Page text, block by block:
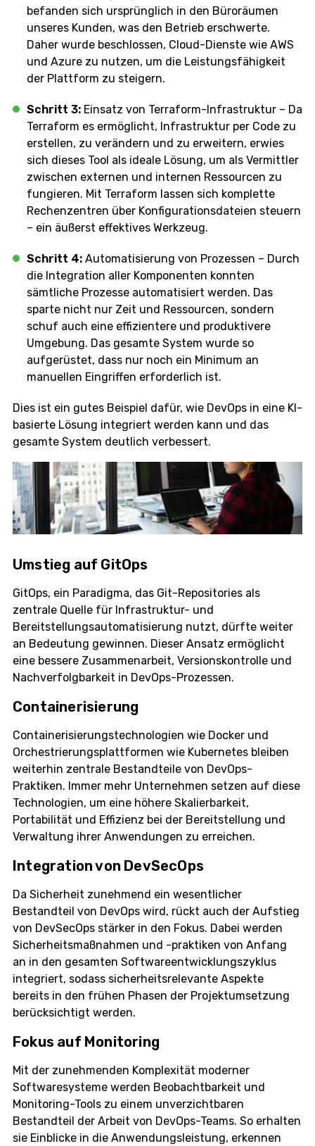
befanden sich ursprünglich in den Büroräumen
unseres Kunden, was den Betrieb erschwerte.
Daher wurde beschlossen, Cloud-Dienste wie AWS
und Azure zu nutzen, um die Leistungsfähigkeit
der Plattform zu steigern.
Schritt 3: Einsatz von Terraform-Infrastruktur – Da
Terraform es ermöglicht, Infrastruktur per Code zu
erstellen, zu verändern und zu erweitern, erwies
sich dieses Tool als ideale Lösung, um als Vermittler
zwischen externen und internen Ressourcen zu
fungieren. Mit Terraform lassen sich komplette
Rechenzentren über Konfigurationsdateien steuern
– ein äußerst effektives Werkzeug.
Schritt 4: Automatisierung von Prozessen – Durch
die Integration aller Komponenten konnten
sämtliche Prozesse automatisiert werden. Das
sparte nicht nur Zeit und Ressourcen, sondern
schuf auch eine effizientere und produktivere
Umgebung. Das gesamte System wurde so
aufgerüstet, dass nur noch ein Minimum an
manuellen Eingriffen erforderlich ist.
Dies ist ein gutes Beispiel dafür, wie DevOps in eine KI-
basierte Lösung integriert werden kann und das
gesamte System deutlich verbessert.
Umstieg auf GitOps
GitOps, ein Paradigma, das Git-Repositories als
zentrale Quelle für Infrastruktur- und
Bereitstellungsautomatisierung nutzt, dürfte weiter
an Bedeutung gewinnen. Dieser Ansatz ermöglicht
eine bessere Zusammenarbeit, Versionskontrolle und
Nachverfolgbarkeit in DevOps-Prozessen.
Containerisierung
Containerisierungstechnologien wie Docker und
Orchestrierungsplattformen wie Kubernetes bleiben
weiterhin zentrale Bestandteile von DevOps-
Praktiken. Immer mehr Unternehmen setzen auf diese
Technologien, um eine höhere Skalierbarkeit,
Portabilität und Effizienz bei der Bereitstellung und
Verwaltung ihrer Anwendungen zu erreichen.
Integration von DevSecOps
Da Sicherheit zunehmend ein wesentlicher
Bestandteil von DevOps wird, rückt auch der Aufstieg
von DevSecOps stärker in den Fokus. Dabei werden
Sicherheitsmaßnahmen und -praktiken von Anfang
an in den gesamten Softwareentwicklungszyklus
integriert, sodass sicherheitsrelevante Aspekte
bereits in den frühen Phasen der Projektumsetzung
berücksichtigt werden.
Fokus auf Monitoring
Mit der zunehmenden Komplexität moderner
Softwaresysteme werden Beobachtbarkeit und
Monitoring-Tools zu einem unverzichtbaren
Bestandteil der Arbeit von DevOps-Teams. So erhalten
sie Einblicke in die Anwendungsleistung, erkennen